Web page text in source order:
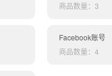
商品数量：3
Facebook账号
商品数量：4